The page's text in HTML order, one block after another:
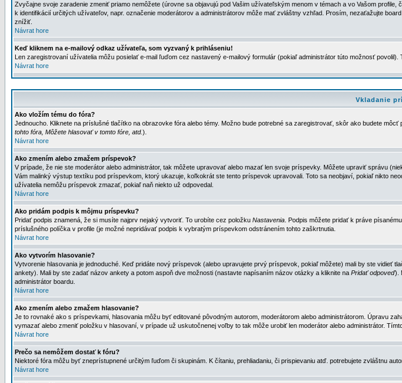
Zvyčajne svoje zaradenie zmeniť priamo nemôžete (úrovne sa objavujú pod Vašim užívateľským menom v témach a vo Vašom
k identifikácií určitých užívateľov, napr. označenie moderátorov a administrátorov môže mať zvláštny vzhľad. Prosím, nezaťažujte
znížiť.
Návrat hore
Keď kliknem na e-mailový odkaz užívateľa, som vyzvaný k prihláseniu!
Len zaregistrovaní užívatelia môžu posielať e-mail ľuďom cez nastavený e-mailový formulár (pokiaľ administrátor túto možnosť
Návrat hore
Vkladanie
Ako vložím tému do fóra?
Jednoucho. Kliknete na príslušné tlačítko na obrazovke fóra alebo témy. Možno bude potrebné sa zaregistrovať, skôr ako budete
tohto fóra, Môžete hlasovať v tomto fóre, atd.).
Návrat hore
Ako zmením alebo zmažem príspevok?
V prípade, že nie ste moderátor alebo administrátor, tak môžete upravovať alebo mazať len svoje príspevky. Môžete upraviť správu
Vám malinký výstup textíku pod príspevkom, ktorý ukazuje, koľkokrát ste tento príspevok upravovali. Toto sa neobjaví, pokiaľ nikto
užívatelia nemôžu príspevok zmazať, pokiaľ naň niekto už odpovedal.
Návrat hore
Ako pridám podpis k môjmu príspevku?
Pridať podpis znamená, že si musíte najprv nejaký vytvoriť. To urobíte cez položku Nastavenia . Podpis môžete pridať k práve
príslušného políčka v profile (je možné nepridávať podpis k vybratým príspevkom odstránením tohto zaškrtnutia.
Návrat hore
Ako vytvorím hlasovanie?
Vytvorenie hlasovania je jednoduché. Keď pridáte nový príspevok (alebo upravujete prvý príspevok, pokiaľ môžete) mali by ste vidieť
ankety). Mali by ste zadať názov ankety a potom aspoň dve možnosti (nastavte napísaním názov otázky a kliknite na Pridať odpoveď).
administrátor boardu.
Návrat hore
Ako zmením alebo zmažem hlasovanie?
Je to rovnaké ako s príspevkami, hlasovania môžu byť editované pôvodným autorom, moderátorom alebo administrátorom. Úpravu
vymazať alebo zmeniť položku v hlasovaní, v prípade už uskutočnenej voľby to tak môže urobiť len moderátor alebo administrátor.
Návrat hore
Prečo sa nemôžem dostať k fóru?
Niektoré fóra môžu byť zneprístupnené určitým ľuďom či skupinám. K čítaniu, prehliadaniu, či prispievaniu atď. potrebujete zvláštnu
Návrat hore